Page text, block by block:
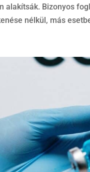
alakítsák. Bizonyos
nélkül, más